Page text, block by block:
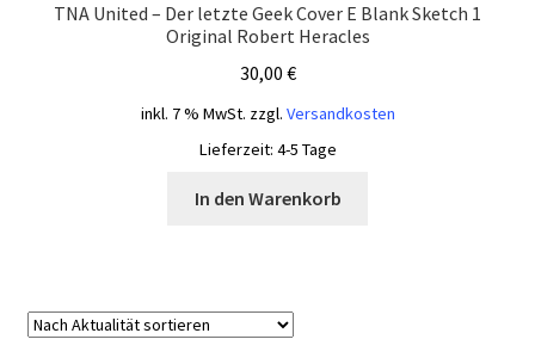
TNA United – Der letzte Geek Cover E Blank Sketch 1
Original Robert Heracles
30,00 €
inkl. 7 % MwSt. zzgl. Versandkosten
Lieferzeit: 4-5 Tage
In den Warenkorb